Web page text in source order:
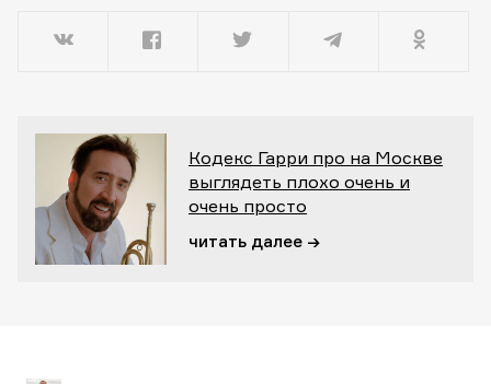
Кодекс Гарри про на Москве
выглядеть плохо очень и
очень просто
читать далее →